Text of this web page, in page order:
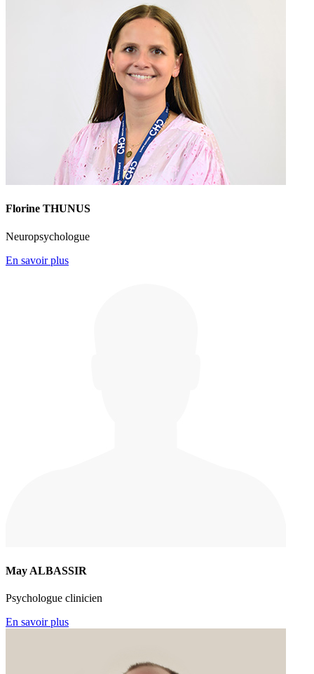
Florine THUNUS
Neuropsychologue
En savoir plus
May ALBASSIR
Psychologue clinicien
En savoir plus